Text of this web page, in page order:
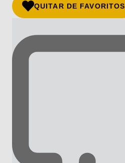
QUITAR DE FAVORITOS